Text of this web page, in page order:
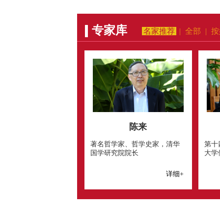
专家库 名家推荐 | 全部 |
陈来
著名哲学家、哲学史家，清华
国学研究院院长
详细+
第十
大学